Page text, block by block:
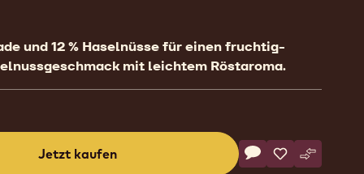
und 12 % Haselnüsse für einen fruchtig-
mit leichtem Röstaroma.
Jetzt kaufen
Actions
Schreibe einen
- Crema Nocciola
Speichern
- Crema- Crema